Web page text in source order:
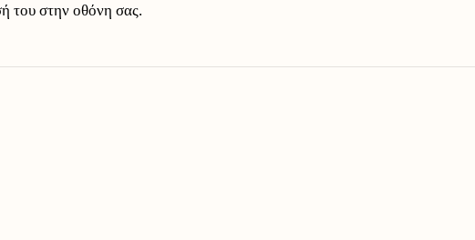
του στην οθόνη σας.